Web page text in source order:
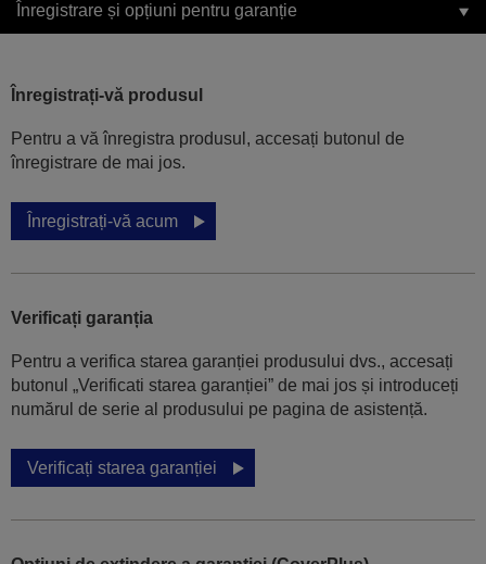
Înregistrare și opțiuni pentru garanție
Înregistrați-vă produsul
Pentru a vă înregistra produsul, accesați butonul de
înregistrare de mai jos.
Înregistrați-vă acum
Verificați garanția
Pentru a verifica starea garanției produsului dvs., accesați
butonul „Verificati starea garanției” de mai jos și introduceți
numărul de serie al produsului pe pagina de asistență.
Verificați starea garanției